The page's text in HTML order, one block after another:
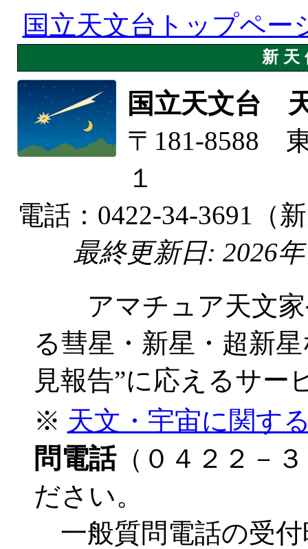
国立天文台トップペー
新
国立天文台
〒181-8588
１
電話：0422-34-3691（
最終更新日: 2026
アマチュア天文家
る彗星・新星・超新
見報告”に応えるサー
※ 天文・宇宙に関す
問電話（０４２２－
ださい。
一般質問電話の受付